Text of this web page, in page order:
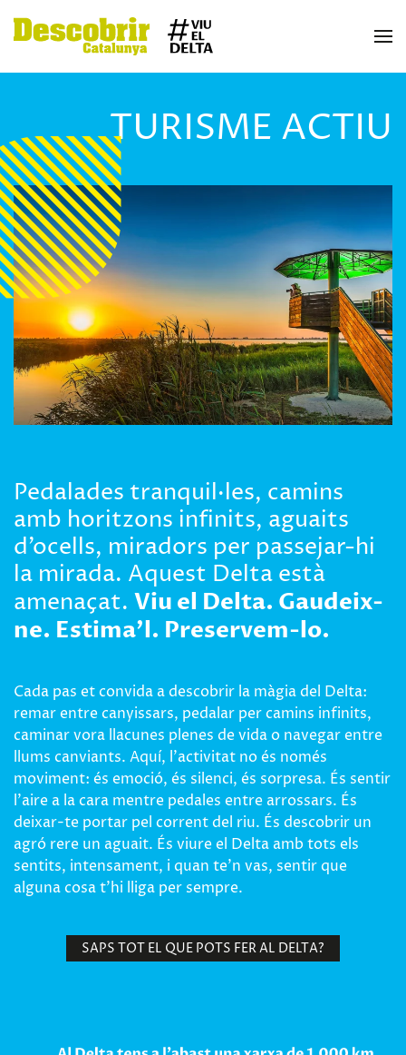
Skip to main content
TURISME ACTIU
Pedalades tranquil·les, camins
amb horitzons infinits, aguaits
d’ocells, miradors per passejar-hi
la mirada. Aquest Delta està
amenaçat. Viu el Delta. Gaudeix-
ne. Estima’l. Preservem-lo.
Cada pas et convida a descobrir la màgia del Delta:
remar entre canyissars, pedalar per camins infinits,
caminar vora llacunes plenes de vida o navegar entre
llums canviants. Aquí, l’activitat no és només
moviment: és emoció, és silenci, és sorpresa. És sentir
l’aire a la cara mentre pedales entre arrossars. És
deixar-te portar pel corrent del riu. És descobrir un
agró rere un aguait. És viure el Delta amb tots els
sentits, intensament, i quan te’n vas, sentir que
alguna cosa t’hi lliga per sempre.
SAPS TOT EL QUE POTS FER AL DELTA?